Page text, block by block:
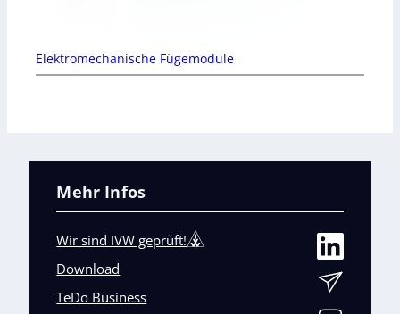
Elektromechanische Fügemodule
Mehr Infos
Wir sind IVW geprüft!
Download
TeDo Business